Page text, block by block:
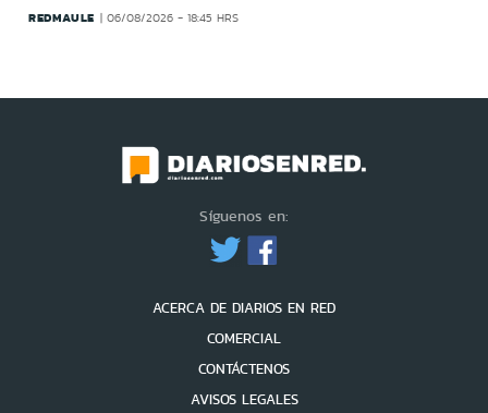
REDMAULE 06/08/2026 - 18:45 HRS
Síguenos en:
ACERCA DE DIARIOS EN RED
COMERCIAL
CONTÁCTENOS
AVISOS LEGALES